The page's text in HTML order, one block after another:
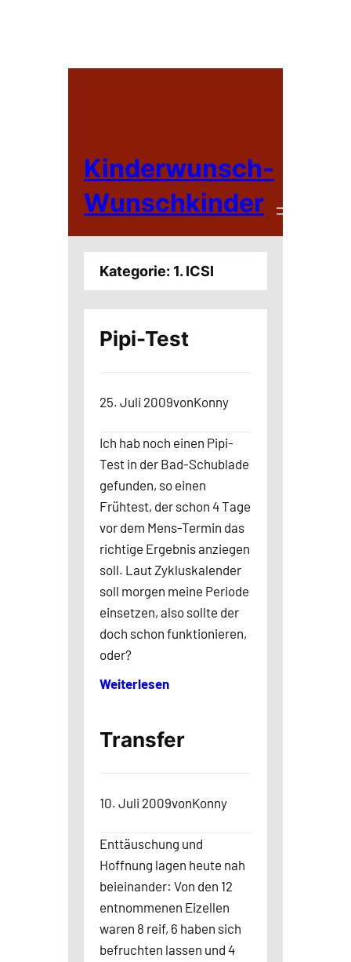
Kinderwunsch-
Wunschkinder
Kategorie: 1. ICSI
Pipi-Test
25. Juli 2009vonKonny
Ich hab noch einen Pipi-
Test in der Bad-Schublade
gefunden, so einen
Frühtest, der schon 4 Tage
vor dem Mens-Termin das
richtige Ergebnis anziegen
soll. Laut Zykluskalender
soll morgen meine Periode
einsetzen, also sollte der
doch schon funktionieren,
oder?
Weiterlesen
Transfer
10. Juli 2009vonKonny
Enttäuschung und
Hoffnung lagen heute nah
beieinander: Von den 12
entnommenen Eizellen
waren 8 reif, 6 haben sich
befruchten lassen und 4